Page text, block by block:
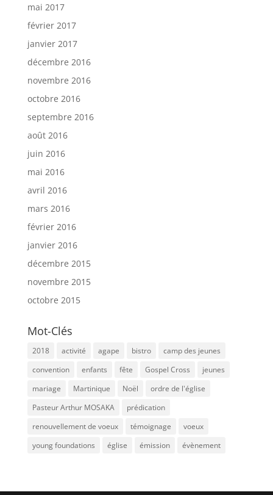
mai 2017
février 2017
janvier 2017
décembre 2016
novembre 2016
octobre 2016
septembre 2016
août 2016
juin 2016
mai 2016
avril 2016
mars 2016
février 2016
janvier 2016
décembre 2015
novembre 2015
octobre 2015
Mot-Clés
2018 activité agape bistro
camp des jeunes
convention
enfants fête Gospel Cross
jeunes
mariage
Martinique Noël
ordre de l'église
Pasteur Arthur MOSAKA
prédication
renouvellement de voeux
témoignage
voeux
young foundations
église émission évènement